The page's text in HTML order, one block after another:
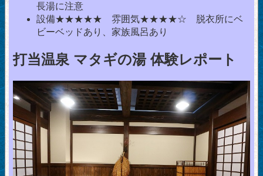
長湯に注意
設備★★★★★ 雰囲気★★★★☆ 脱衣所にベ
ビーベッドあり、家族風呂あり
打当温泉 マタギの湯 体験レポート